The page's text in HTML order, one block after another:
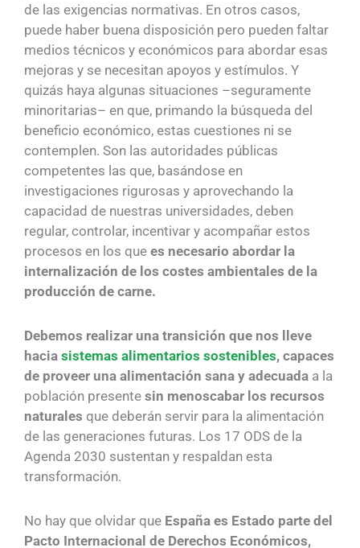
de las exigencias normativas. En otros casos,
puede haber buena disposición pero pueden faltar
medios técnicos y económicos para abordar esas
mejoras y se necesitan apoyos y estímulos. Y
quizás haya algunas situaciones –seguramente
minoritarias– en que, primando la búsqueda del
beneficio económico, estas cuestiones ni se
contemplen. Son las autoridades públicas
competentes las que, basándose en
investigaciones rigurosas y aprovechando la
capacidad de nuestras universidades, deben
regular, controlar, incentivar y acompañar estos
procesos en los que es necesario abordar la
internalización de los costes ambientales de la
producción de carne.
Debemos realizar una transición que nos lleve
hacia sistemas alimentarios sostenibles, capaces
de proveer una alimentación sana y adecuada a la
población presente sin menoscabar los recursos
naturales que deberán servir para la alimentación
de las generaciones futuras. Los 17 ODS de la
Agenda 2030 sustentan y respaldan esta
transformación.
No hay que olvidar que España es Estado parte del
Pacto Internacional de Derechos Económicos,